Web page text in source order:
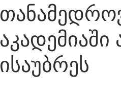
აკადემიაში
ისაუბრეს